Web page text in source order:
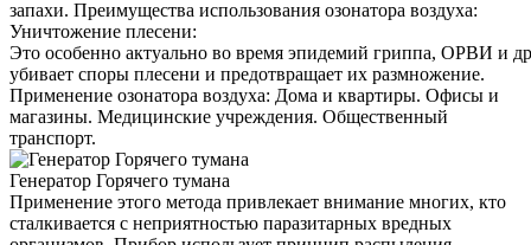
запахи. Преимущества использования озонатора воздуха:
Уничтожение плесени:
Это особенно актуально во время эпидемий гриппа, ОРВИ и
убивает споры плесени и предотвращает их размножение.
Применение озонатора воздуха: Дома и квартиры. Офисы и
магазины. Медицинские учреждения. Общественный
транспорт.
Генератор Горячего тумана
Применение этого метода привлекает внимание многих, кто
сталкивается с неприятностью паразитарных вредных